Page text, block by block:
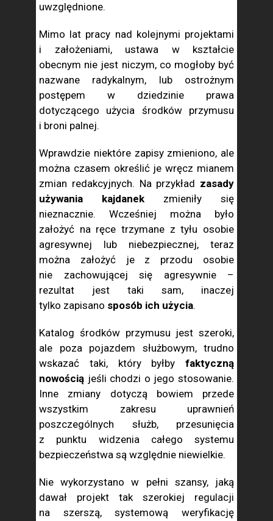
uwzględnione.
Mimo lat pracy nad kolejnymi projektami
i założeniami, ustawa w kształcie
obecnym nie jest niczym, co mogłoby być
nazwane radykalnym, lub ostrożnym
postępem w dziedzinie prawa
dotyczącego użycia środków przymusu
i broni palnej.
Wprawdzie niektóre zapisy zmieniono, ale
można czasem określić je wręcz mianem
zmian redakcyjnych. Na przykład zasady
używania kajdanek zmieniły się
nieznacznie. Wcześniej można było
założyć na ręce trzymane z tyłu osobie
agresywnej lub niebezpiecznej, teraz
można założyć je z przodu osobie
nie zachowującej się agresywnie –
rezultat jest taki sam, inaczej
tylko zapisano sposób ich użycia.
Katalog środków przymusu jest szeroki,
ale poza pojazdem służbowym, trudno
wskazać taki, który byłby faktyczną
nowością jeśli chodzi o jego stosowanie.
Inne zmiany dotyczą bowiem przede
wszystkim zakresu uprawnień
poszczególnych służb, przesunięcia
z punktu widzenia całego systemu
bezpieczeństwa są względnie niewielkie.
Nie wykorzystano w pełni szansy, jaką
dawał projekt tak szerokiej regulacji
na szerszą, systemową weryfikację